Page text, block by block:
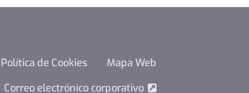
Política de Cookies
Mapa Web
Correo electrónico corporativo